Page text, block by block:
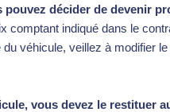
pouvez décider de devenir
comptant indiqué dans le
véhicule, veillez à modifier
vous devez le restituer